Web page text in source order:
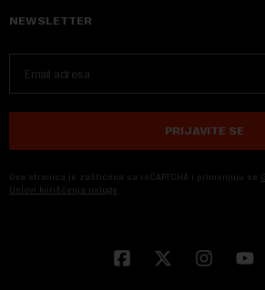
NEWSLETTER
PRIJAVITE SE
Ova stranica je zaštićena sa reCAPTCHA i primenjuju se
Uslovi korišćenja usluge